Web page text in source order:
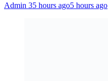
Admin 35 hours ago5 hours ago